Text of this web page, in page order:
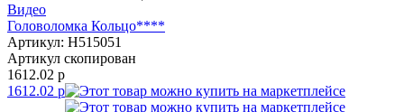
Видео
Головоломка Кольцо****
Артикул: H515051
Артикул скопирован
1612.02 р
1612.02 р